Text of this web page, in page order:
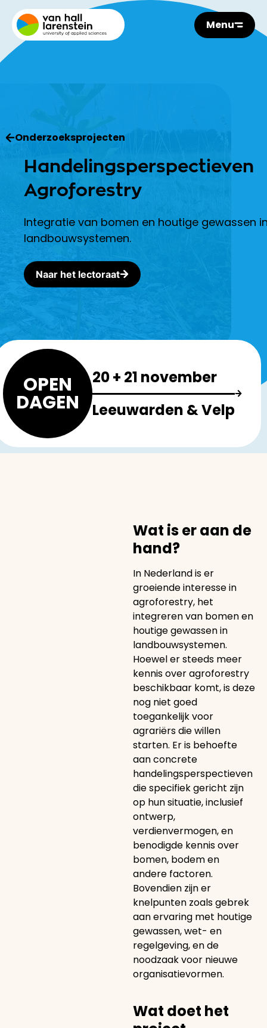
Menu
Onderzoeksprojecten
Handelingsperspectieven
Agroforestry
Integratie van bomen en houtige gewassen
landbouwsystemen.
Naar het lectoraat
OPEN
DAGEN
20 + 21 november
Leeuwarden & Velp
Wat is er aan de
hand?
In Nederland is er
groeiende interesse in
agroforestry, het
integreren van bomen en
houtige gewassen in
landbouwsystemen.
Hoewel er steeds meer
kennis over agroforestry
beschikbaar komt, is deze
nog niet goed
toegankelijk voor
agrariërs die willen
starten. Er is behoefte
aan concrete
handelingsperspectieven
die specifiek gericht zijn
op hun situatie, inclusief
ontwerp,
verdienvermogen, en
benodigde kennis over
bomen, bodem en
andere factoren.
Bovendien zijn er
knelpunten zoals gebrek
aan ervaring met houtige
gewassen, wet- en
regelgeving, en de
noodzaak voor nieuwe
organisatievormen.
Wat doet het